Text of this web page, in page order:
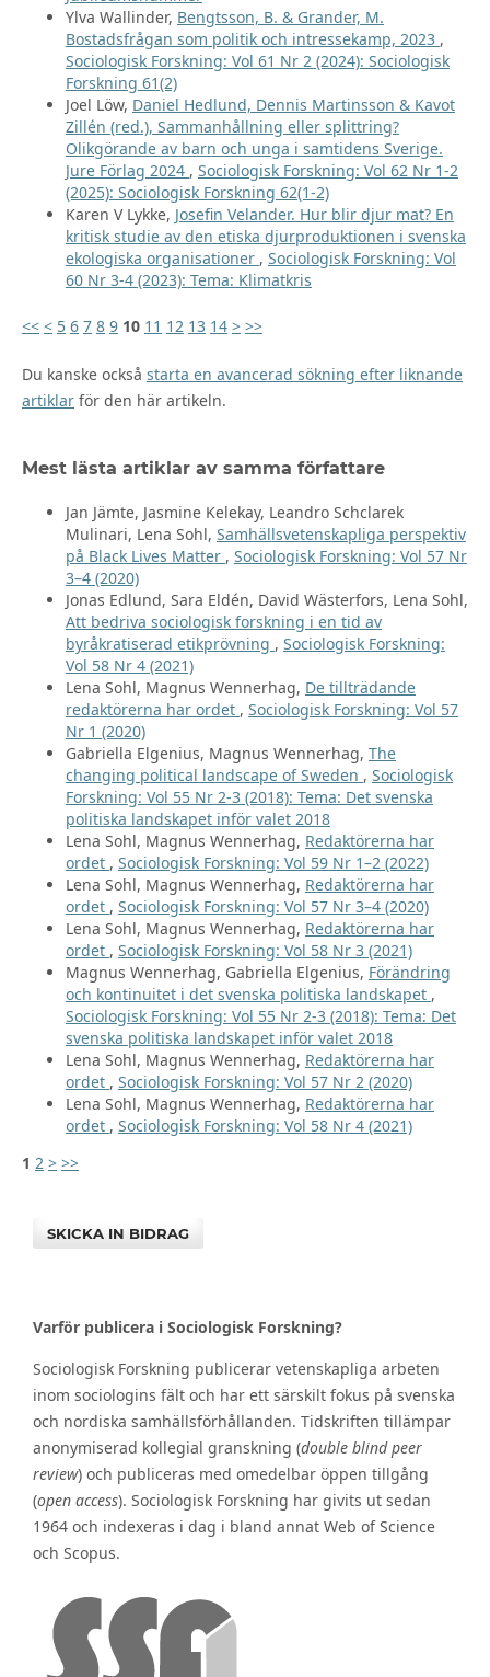
Ylva Wallinder, Bengtsson, B. & Grander, M.
Bostadsfrågan som politik och intressekamp, 2023 ,
Sociologisk Forskning: Vol 61 Nr 2 (2024): Sociologisk
Forskning 61(2)
Joel Löw, Daniel Hedlund, Dennis Martinsson & Kavot
Zillén (red.), Sammanhållning eller splittring?
Olikgörande av barn och unga i samtidens Sverige.
Jure Förlag 2024 , Sociologisk Forskning: Vol 62 Nr 1-2
(2025): Sociologisk Forskning 62(1-2)
Karen V Lykke, Josefin Velander. Hur blir djur mat? En
kritisk studie av den etiska djurproduktionen i svenska
ekologiska organisationer , Sociologisk Forskning: Vol
60 Nr 3-4 (2023): Tema: Klimatkris
<< < 5 6 7 8 9 10 11 12 13 14 > >>
Du kanske också starta en avancerad sökning efter liknande
artiklarför den här artikeln.
Mest lästa artiklar av samma författare
Jan Jämte, Jasmine Kelekay, Leandro Schclarek
Mulinari, Lena Sohl, Samhällsvetenskapliga perspektiv
på Black Lives Matter , Sociologisk Forskning: Vol 57 Nr
3–4 (2020)
Jonas Edlund, Sara Eldén, David Wästerfors, Lena Sohl,
Att bedriva sociologisk forskning i en tid av
byråkratiserad etikprövning , Sociologisk Forskning:
Vol 58 Nr 4 (2021)
Lena Sohl, Magnus Wennerhag, De tillträdande
redaktörerna har ordet , Sociologisk Forskning: Vol 57
Nr 1 (2020)
Gabriella Elgenius, Magnus Wennerhag, The
changing political landscape of Sweden , Sociologisk
Forskning: Vol 55 Nr 2-3 (2018): Tema: Det svenska
politiska landskapet inför valet 2018
Lena Sohl, Magnus Wennerhag, Redaktörerna har
ordet , Sociologisk Forskning: Vol 59 Nr 1–2 (2022)
Lena Sohl, Magnus Wennerhag, Redaktörerna har
ordet , Sociologisk Forskning: Vol 57 Nr 3–4 (2020)
Lena Sohl, Magnus Wennerhag, Redaktörerna har
ordet , Sociologisk Forskning: Vol 58 Nr 3 (2021)
Magnus Wennerhag, Gabriella Elgenius, Förändring
och kontinuitet i det svenska politiska landskapet ,
Sociologisk Forskning: Vol 55 Nr 2-3 (2018): Tema: Det
svenska politiska landskapet inför valet 2018
Lena Sohl, Magnus Wennerhag, Redaktörerna har
ordet , Sociologisk Forskning: Vol 57 Nr 2 (2020)
Lena Sohl, Magnus Wennerhag, Redaktörerna har
ordet , Sociologisk Forskning: Vol 58 Nr 4 (2021)
1 2 > >>
SKICKA IN BIDRAG
Varför publicera i Sociologisk Forskning?
Sociologisk Forskning publicerar vetenskapliga arbeten
inom sociologins fält och har ett särskilt fokus på svenska
och nordiska samhällsförhållanden. Tidskriften tillämpar
anonymiserad kollegial granskning (double blind peer
review) och publiceras med omedelbar öppen tillgång
(open access). Sociologisk Forskning har givits ut sedan
1964 och indexeras i dag i bland annat Web of Science
och Scopus.